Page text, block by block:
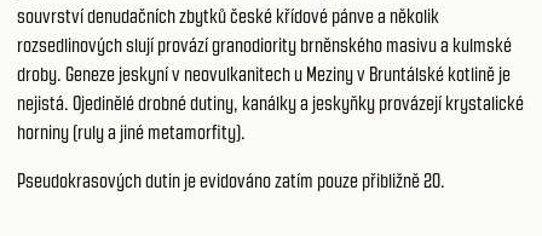
souvrství denudačních zbytků české křídové pánve a několik
rozsedlinových slují provází granodiority brněnského masivu a kulmské
droby. Geneze jeskyní v neovulkanitech u Meziny v Bruntálské kotlině je
nejistá. Ojedinělé drobné dutiny, kanálky a jeskyňky provázejí krystalické
horniny (ruly a jiné metamorfity).
Pseudokrasových dutin je evidováno zatím pouze přibližně 20.